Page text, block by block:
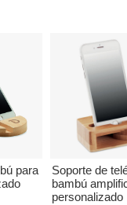
para
Soporte de
bambú
personalizado